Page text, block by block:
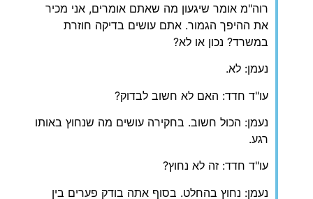
רוה"מ אומר שיגעון מה שאתם אומרים, אני מכיר
את ההיפך הגמור. אתם עושים בדיקה חוזרת
במשרד? נכון או לא?
נעמן: לא.
עו"ד חדד: האם לא חשוב לבדוק?
נעמן: הכול חשוב. בחקירה עושים מה שנחוץ באותו
רגע.
עו"ד חדד: זה לא נחוץ?
נעמן: נחוץ בהחלט. בסוף אתה בודק פערים בין